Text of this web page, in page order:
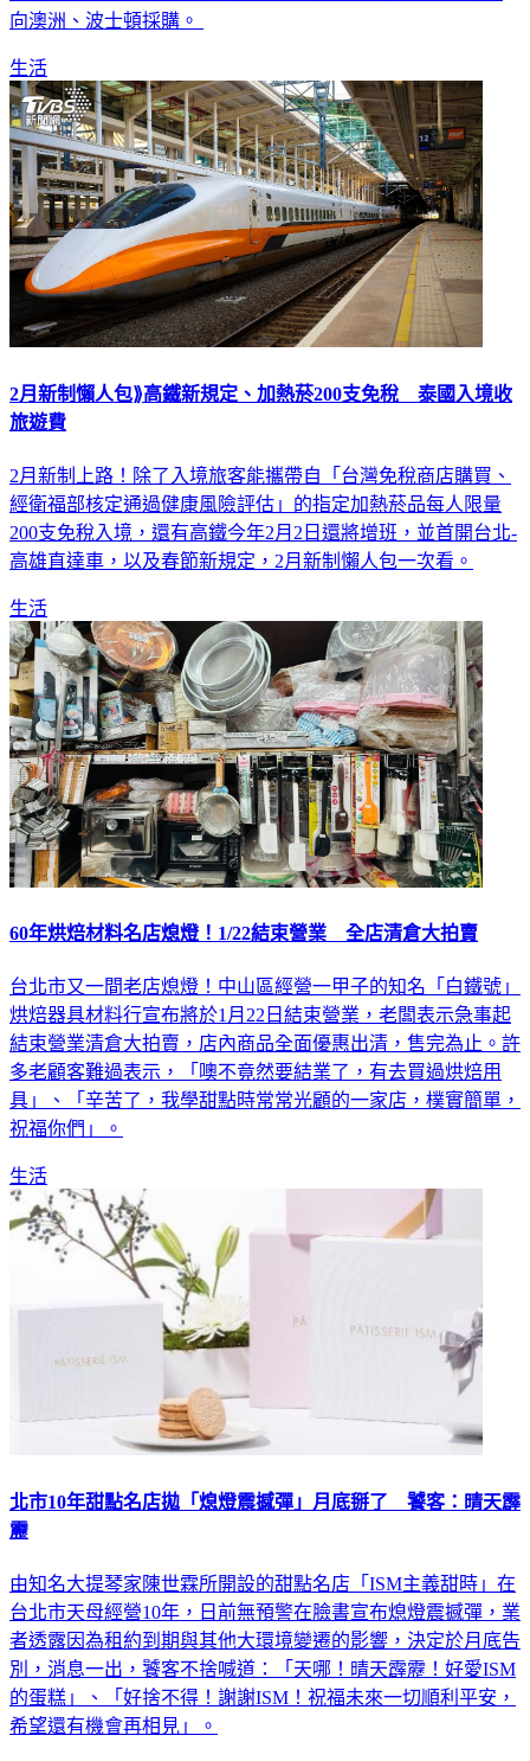
向澳洲、波士頓採購。
生活
2月新制懶人包⟫高鐵新規定、加熱菸200支免稅 泰國入境收
旅遊費
2月新制上路！除了入境旅客能攜帶自「台灣免稅商店購買、
經衛福部核定通過健康風險評估」的指定加熱菸品每人限量
200支免稅入境，還有高鐵今年2月2日還將增班，並首開台北-
高雄直達車，以及春節新規定，2月新制懶人包一次看。
生活
60年烘焙材料名店熄燈！1/22結束營業 全店清倉大拍賣
台北市又一間老店熄燈！中山區經營一甲子的知名「白鐵號」
烘焙器具材料行宣布將於1月22日結束營業，老闆表示急事起
結束營業清倉大拍賣，店內商品全面優惠出清，售完為止。許
多老顧客難過表示，「噢不竟然要結業了，有去買過烘焙用
具」、「辛苦了，我學甜點時常常光顧的一家店，樸實簡單，
祝福你們」。
生活
北市10年甜點名店拋「熄燈震撼彈」月底掰了 饕客：晴天霹
靂
由知名大提琴家陳世霖所開設的甜點名店「ISM主義甜時」在
台北市天母經營10年，日前無預警在臉書宣布熄燈震撼彈，業
者透露因為租約到期與其他大環境變遷的影響，決定於月底告
別，消息一出，饕客不捨喊道：「天哪！晴天霹靂！好愛ISM
的蛋糕」、「好捨不得！謝謝ISM！祝福未來一切順利平安，
希望還有機會再相見」。